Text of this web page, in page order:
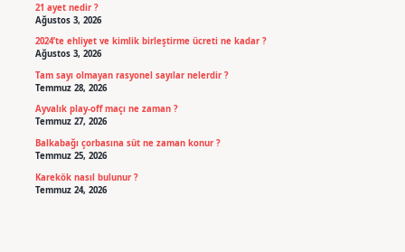
21 ayet nedir ?
Ağustos 3, 2026
2024’te ehliyet ve kimlik birleştirme ücreti ne kadar ?
Ağustos 3, 2026
Tam sayı olmayan rasyonel sayılar nelerdir ?
Temmuz 28, 2026
Ayvalık play-off maçı ne zaman ?
Temmuz 27, 2026
Balkabağı çorbasına süt ne zaman konur ?
Temmuz 25, 2026
Karekök nasıl bulunur ?
Temmuz 24, 2026